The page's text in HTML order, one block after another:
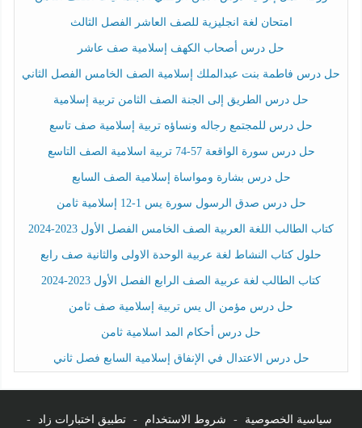
امتحان لغة انجليزية للصف العاشر الفصل الثالث
حل درس أصحاب الكهف إسلامية صف عاشر
حل درس فاطمة بنت عبدالملك إسلامية الصف الخامس الفصل الثاني
حل درس الطريق إلى الجنة الصف الثامن تربية إسلامية
حل درس للمجتمع رجاله ونساؤه تربية إسلامية صف تاسع
حل درس سورة الواقعة 57-74 تربية اسلامية الصف التاسع
حل درس بشارة ومواساة إسلامية الصف السابع
حل درس صدق الرسول سورة يس 1-12 إسلامية ثامن
كتاب الطالب اللغة العربية الصف الخامس الفصل الأول 2023-2024
حلول كتاب النشاط لغة عربية الوحدة الاولى والثانية صف رابع
كتاب الطالب لغة عربية الصف الرابع الفصل الأول 2023-2024
حل درس مؤمن ال يس تربية إسلامية صف ثامن
حل درس أحكام المد اسلامية ثامن
حل درس الاعتدال في الإنفاق إسلامية السابع فصل ثاني
سياسية الخصوصية - شروط الاستخدام - تطبيق اختبارات زاد -